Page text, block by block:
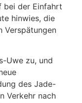
bei der Einfahrt
hinwies, die
Verspätungen
Uwe zu, und
des Jade-
Verkehr nach